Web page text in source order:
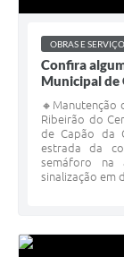
OBRAS E
Confira
Municipal de
🔸Manutenção
Ribeirão do
de Capão da
estrada da
semáforo na
sinalização em